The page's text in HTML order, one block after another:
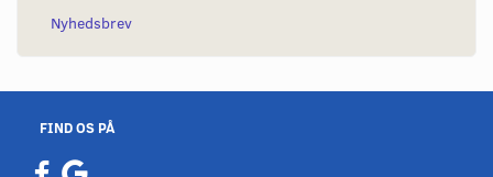
Nyhedsbrev
FIND OS PÅ